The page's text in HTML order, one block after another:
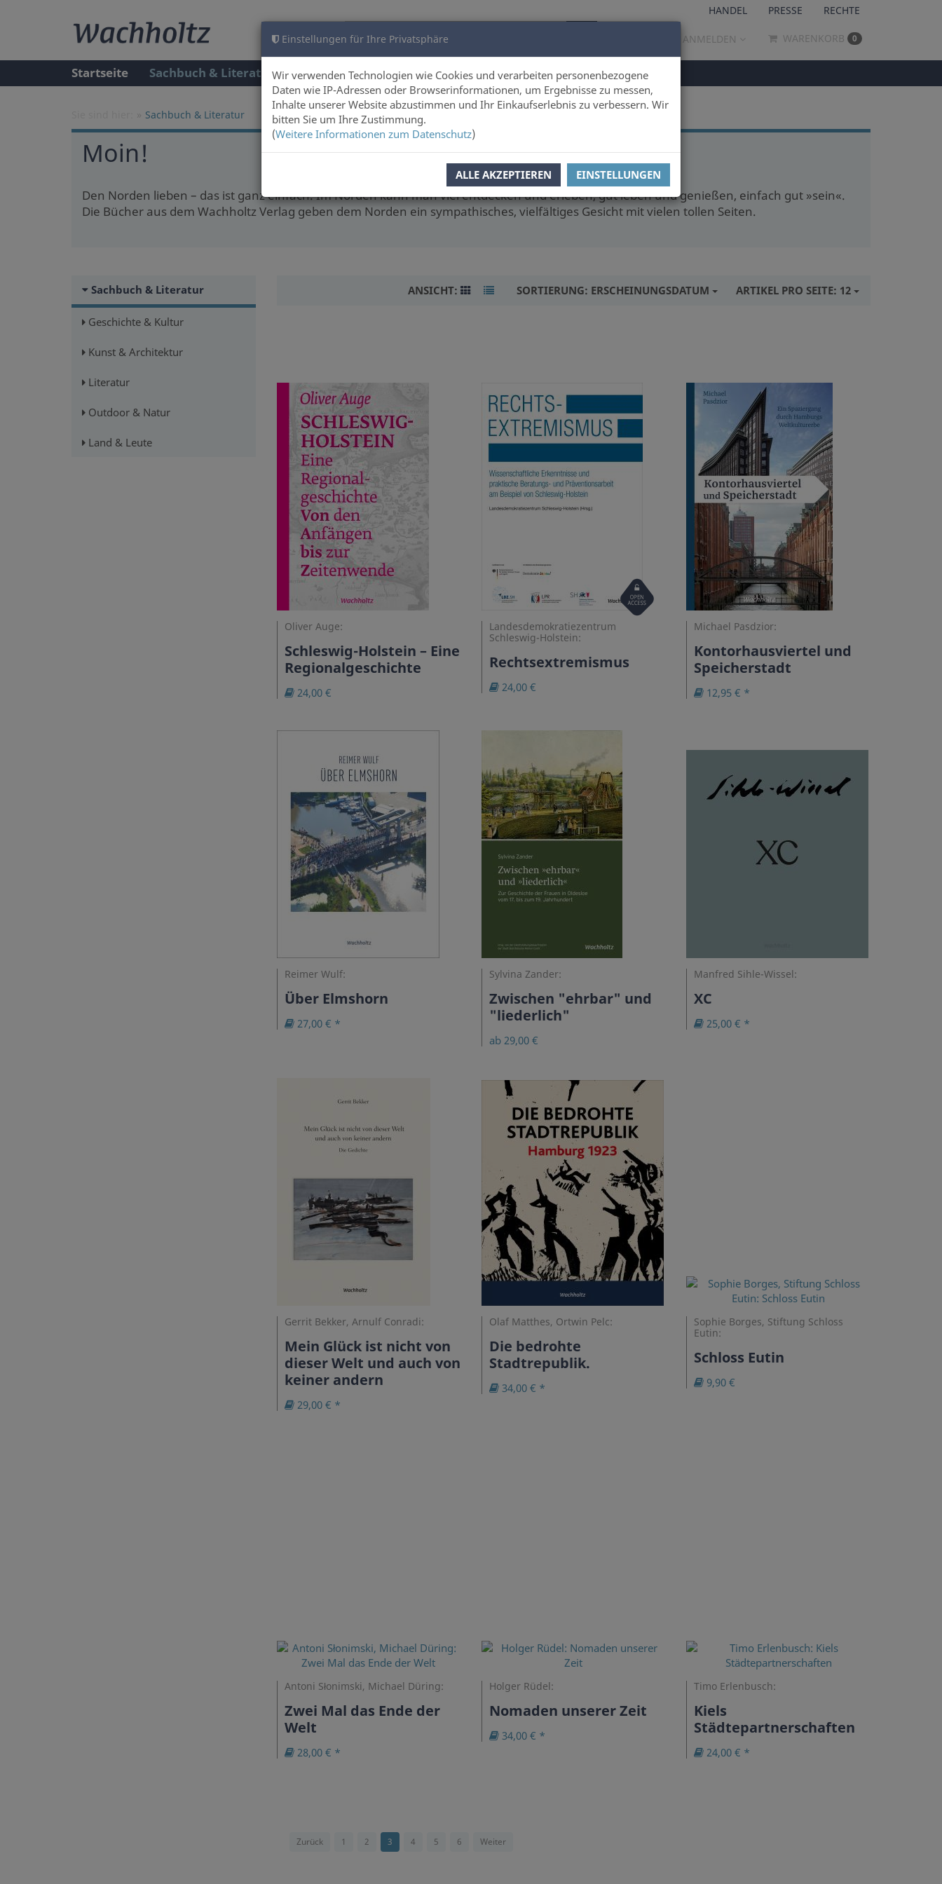
Einstellungen für Ihre Privatsphäre
Wir verwenden Technologien wie Cookies und verarbeiten personenbezogene
Daten wie IP-Adressen oder Browserinformationen, um Ergebnisse zu messen,
Inhalte unserer Website abzustimmen und Ihr Einkaufserlebnis zu verbessern. Wir
bitten Sie um Ihre Zustimmung.
(Weitere Informationen zum Datenschutz)
ALLE AKZEPTIEREN EINSTELLUNGEN
HANDEL PRESSE RECHTE
ANMELDEN WARENKORB 0
Startseite Sachbuch & Literatur Autoren Über uns
Sachbuch & Literatur
Moin!
Den Norden lieben – das ist ganz einfach. Im Norden kann man viel entdecken und erleben, gut leben und genießen, einfach gut »sein«.
Die Bücher aus dem Wachholtz Verlag geben dem Norden ein sympathisches, vielfältiges Gesicht mit vielen tollen Seiten.
Sachbuch & Literatur
Geschichte & Kultur
Kunst & Architektur
Literatur
Outdoor & Natur
Land & Leute
ANSICHT: SORTIERUNG: ERSCHEINUNGSDATUM ARTIKEL PRO SEITE: 12
Oliver Auge:
Schleswig-Holstein – Eine
Regionalgeschichte
24,00 €
Open
Access
Landesdemokratiezentrum
Schleswig-Holstein:
Rechtsextremismus
24,00 €
Michael Pasdzior:
Kontorhausviertel und
Speicherstadt
12,95 € *
Reimer Wulf:
Über Elmshorn
27,00 € *
Sylvina Zander:
Zwischen "ehrbar" und
"liederlich"
ab 29,00 €
Manfred Sihle-Wissel:
XC
25,00 € *
Gerrit Bekker, Arnulf Conradi:
Mein Glück ist nicht von
dieser Welt und auch von
keiner andern
29,00 € *
Olaf Matthes, Ortwin Pelc:
Die bedrohte
Stadtrepublik.
34,00 € *
Sophie Borges, Stiftung Schloss
Eutin:
Schloss Eutin
9,90 €
Antoni Słonimski, Michael Düring:
Zwei Mal das Ende der
Welt
28,00 € *
Holger Rüdel:
Nomaden unserer Zeit
34,00 € *
Timo Erlenbusch:
Kiels
Städtepartnerschaften
24,00 € *
Zurück 1 2 3 4 5 6 Weiter